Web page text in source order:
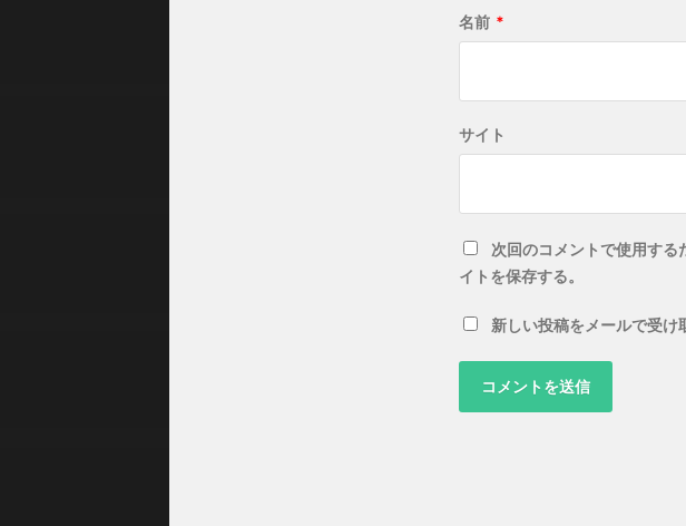
名前 *
サイト
次回のコメントで使用す
イトを保存する。
新しい投稿をメールで受け